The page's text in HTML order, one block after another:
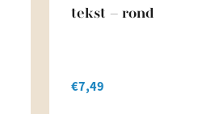
tekst – rond
€7,49